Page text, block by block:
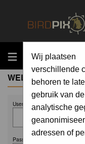
MENU
Wij plaatsen
verschillende
behoren te
gebruik van
analytische
adressen of
WELCOME GUEST
Username:
Password: